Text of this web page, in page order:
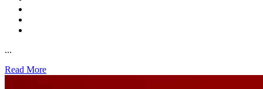
...
Read More